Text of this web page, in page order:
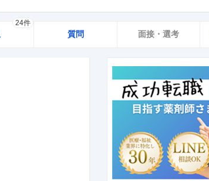
24件
質問 面接・選考